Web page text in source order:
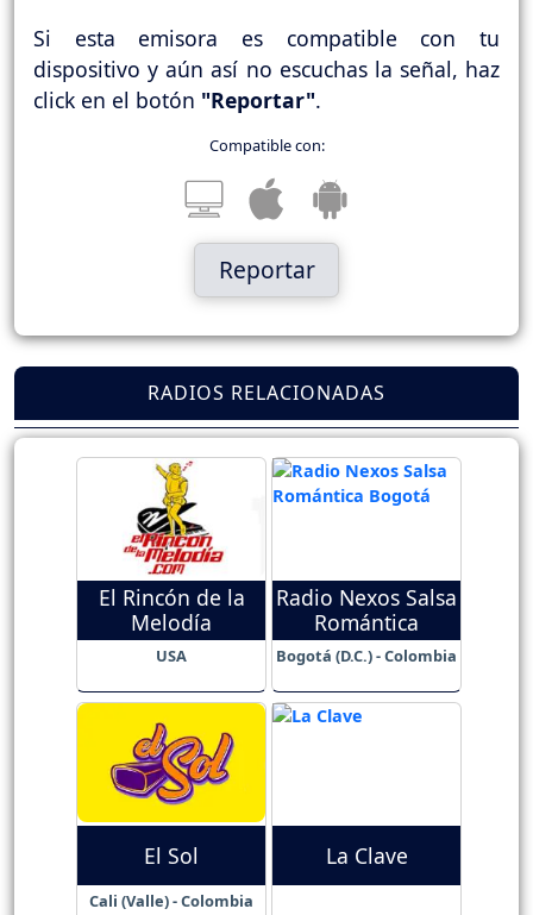
Si esta emisora es compatible con tu
dispositivo y aún así no escuchas la señal, haz
click en el botón "Reportar".
Compatible con:
Reportar
RADIOS RELACIONADAS
El Rincón de la
Melodía
USA
Radio Nexos Salsa
Romántica
Bogotá (D.C.) - Colombia
El Sol
Cali (Valle) - Colombia
La Clave